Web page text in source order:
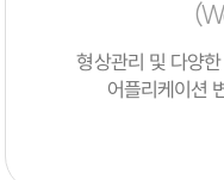
형상관리 및 다양
어플리케이션